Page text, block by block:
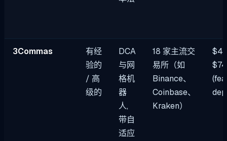
3Commas
有经
验的
/ 高
级的
DCA
与网
格机
器
人,
带自
适应
18 家主流交
易所（如
Binance、
Coinbase、
Kraken）